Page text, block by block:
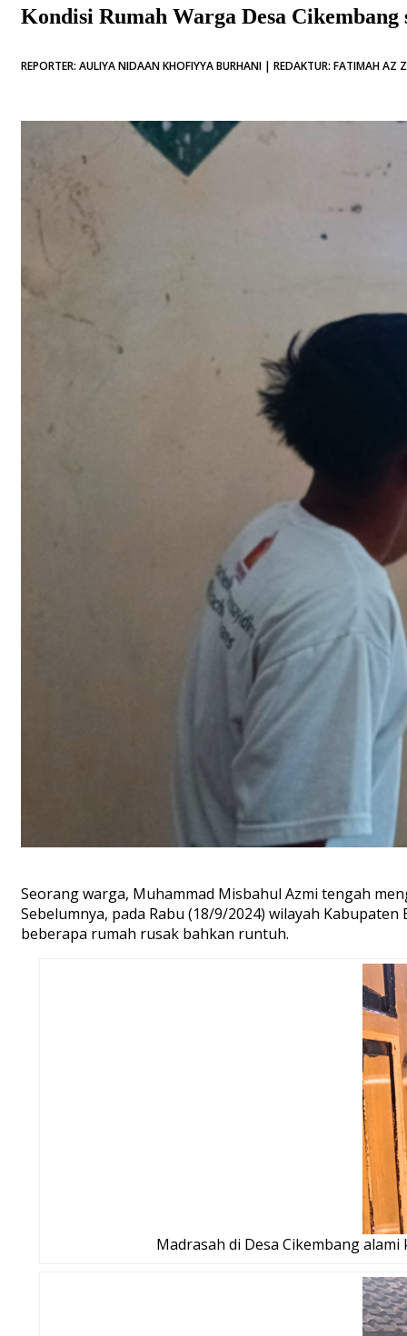
Kondisi Rumah Warga Desa Cikembang
REPORTER: AULIYA NIDAAN KHOFIYYA BURHANI | REDAKTUR: FATIMAH AZ
Seorang warga, Muhammad Misbahul Azmi tengah
Sebelumnya, pada Rabu (18/9/2024) wilayah
beberapa rumah rusak bahkan runtuh.
Madrasah di Desa Cikembang